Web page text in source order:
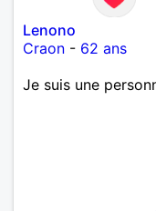
Lenono
Craon - 62 ans
Je suis une